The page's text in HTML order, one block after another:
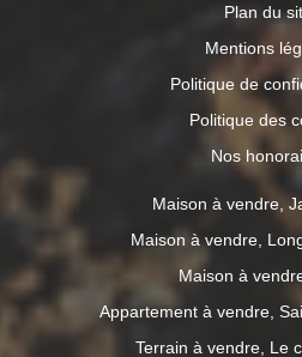
Plan du
Mentions
Politique de
Politique des
Nos
Maison à vendre,
Maison à vendre,
Maison à
Appartement à vendre,
Terrain à vendre, Le